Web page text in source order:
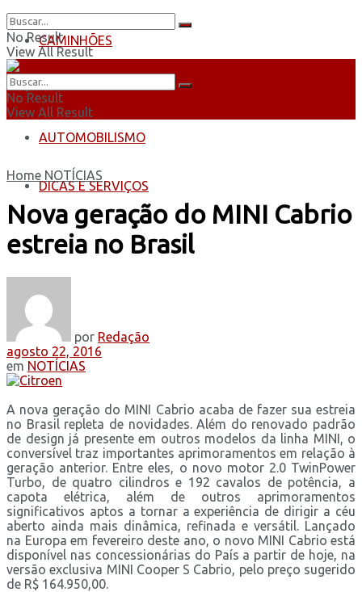
CAMINHÕES
ÔNIBUS
AUTOMOBILISMO
DICAS E SERVIÇOS
No Result
View All Result
No Result
View All Result
Home NOTÍCIAS
Nova geração do MINI Cabrio
estreia no Brasil
por Redação
agosto 22, 2016
em NOTÍCIAS
A nova geração do MINI Cabrio acaba de fazer sua estreia
no Brasil repleta de novidades. Além do renovado padrão
de design já presente em outros modelos da linha MINI, o
conversível traz importantes aprimoramentos em relação à
geração anterior. Entre eles, o novo motor 2.0 TwinPower
Turbo, de quatro cilindros e 192 cavalos de potência, a
capota elétrica, além de outros aprimoramentos
significativos aptos a tornar a experiência de dirigir a céu
aberto ainda mais dinâmica, refinada e versátil. Lançado
na Europa em fevereiro deste ano, o novo MINI Cabrio está
disponível nas concessionárias do País a partir de hoje, na
versão exclusiva MINI Cooper S Cabrio, pelo preço sugerido
de R$ 164.950,00.